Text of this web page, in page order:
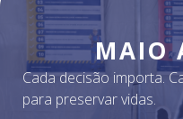
MAIO
Cada decisão importa.
para preservar vidas.